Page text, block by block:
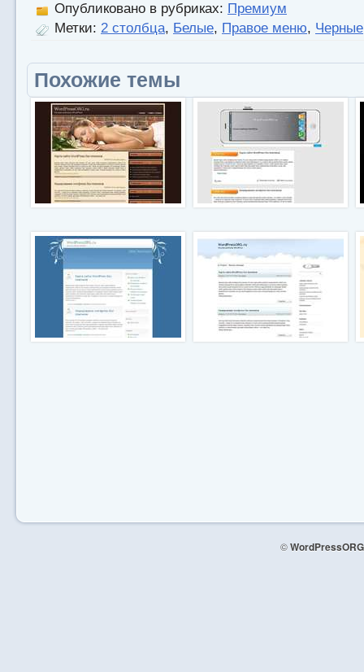
Опубликовано в рубриках: Премиум
Метки: 2 столбца, Белые, Правое меню, Черные
Похожие темы
©